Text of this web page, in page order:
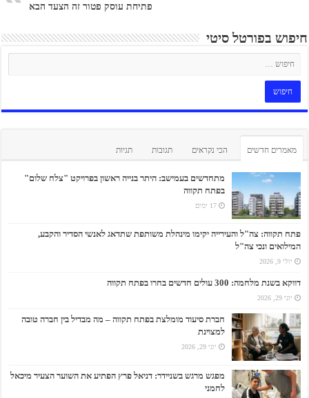
פתיחת עוסק פטור זה הצעד הבא
חיפוש בפורטל סיטי
מאמרים חדשים הכי נקראים תגובות תגיות
מתחדשים בעמישב: היתר בנייה ראשון בפרויקט "צלח שלום"
בפתח תקווה
17 ימים
פתח תקווה: צה"ל והעירייה יקימו מינהלת משותפת שתדאג לאנשי הסדיר והקבע,
המילואים ונכי צה"ל
יולי 9, 2026
דווקא בשנת מלחמה: 300 עולים חדשים בחרו בפתח תקווה
יוני 29, 2026
חברת סיעוד מומלצת בפתח תקווה – מה מבדיל בין חברה טובה
למצוינת
יוני 29, 2026
מפגש מרגש בשניידר: דניאל פרץ הפתיע את השוער הצעיר מיכאל
לחמני